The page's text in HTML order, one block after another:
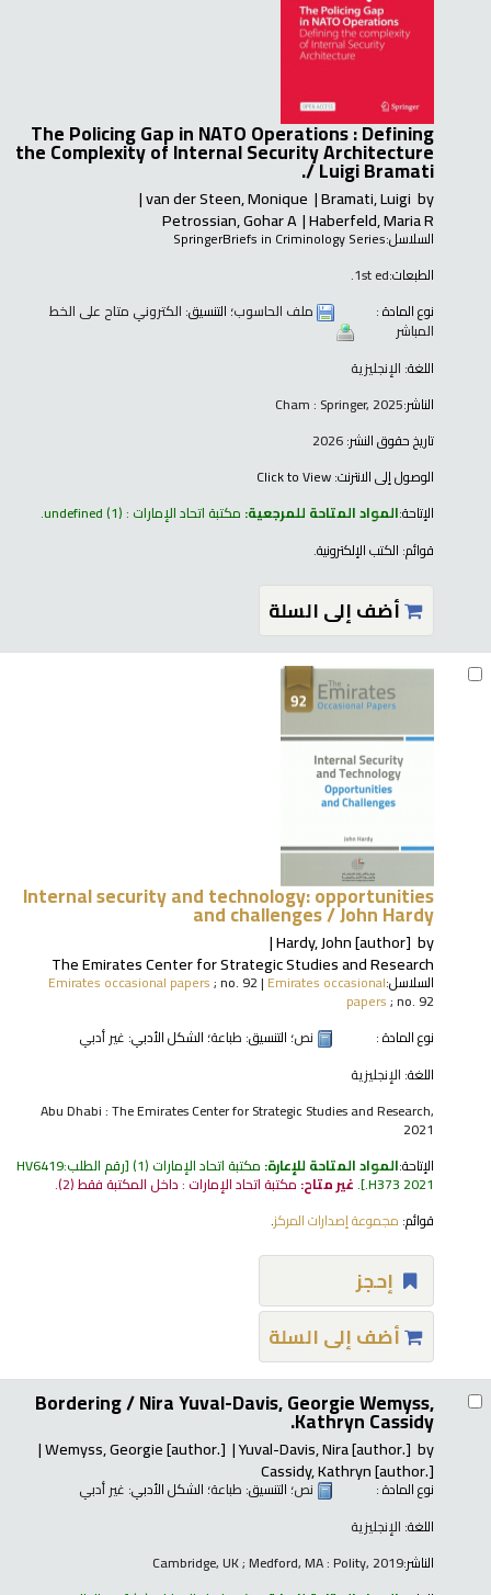
The Policing Gap in NATO Operations : Defining
the Complexity of Internal Security Architecture
/Luigi Bramati.
by
Bramati, Luigi
van der Steen, Monique
Haberfeld, Maria R
Petrossian, Gohar A
السلاسل:SpringerBriefs in Criminology Series
الطبعات:1st ed.
نوع المادة :
ملف الحاسوب؛ التنسيق: الكتروني متاح على الخط
المباشر
اللغة: الإنجليزية
الناشر:Cham : Springer, 2025
تاريخ حقوق النشر:
الوصول إلى الانترنت:Click to View
الإتاحة:المواد المتاحة للمرجعية: مكتبة اتحاد الإمارات : undefined(1).
قوائم: الكتب الإلكترونية.
أضف إلى السلة
Internal security and technology: opportunities
and challenges /John Hardy
by
Hardy, John[author]
The Emirates Center for Strategic Studies and Research
السلاسل: Emirates occasional papers; no. 92| Emirates occasional
papers; no. 92
نوع المادة :
نص؛ التنسيق: طباعة؛ الشكل الأدبي: غير أدبي
اللغة: الإنجليزية
Abu Dhabi : The Emirates Center for Strategic Studies and Research,
2021
الإتاحة:المواد المتاحة للإعارة: مكتبة اتحاد الإمارات (1) رقم الطلب:HV6419
.H373 2021
.غير متاح:مكتبة اتحاد الإمارات : داخل المكتبة فقط(2).
قوائم: مجموعة إصدارات المركز.
إحجز
أضف إلى السلة
Bordering /Nira Yuval-Davis, Georgie Wemyss,
Kathryn Cassidy.
by
Yuval-Davis, Nira[author.]
Wemyss, Georgie[author.]
Cassidy, Kathryn[author.]
نوع المادة : نص؛ التنسيق: طباعة؛ الشكل الأدبي: غير أدبي
اللغة: الإنجليزية
الناشر:Cambridge, UK ; Medford, MA : Polity, 2019